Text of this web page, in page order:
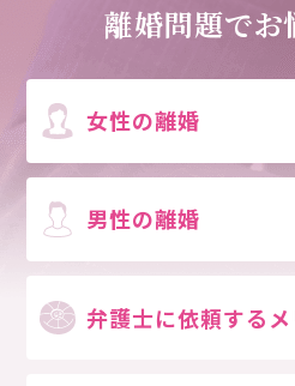
離婚問題でお
女性の離婚
男性の離婚
弁護士に依頼する